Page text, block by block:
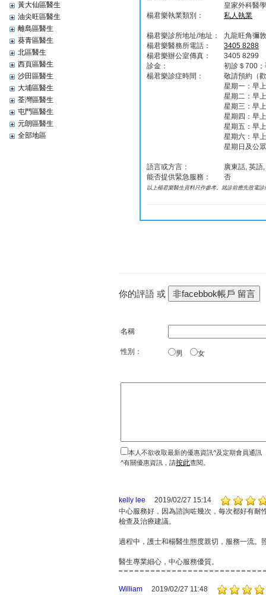
黃大仙區醫生
油尖旺區醫生
離島區醫生
葵青區醫生
北區醫生
西頁區醫生
沙田區醫生
大埔區醫生
荃灣區醫生
屯門區醫生
元朗區醫生
全部地區
皇家外科醫
楊君樂執業類別：
私人執業
楊君樂診所地址/地址：
九龍旺角彌
楊君樂醫務所電話：
3405 8288
楊君樂辦公室傳真：
3405 8299
診金：
初診＄700
楊君樂診症時間：
敬請預約（
星期一：早
星期二：早
星期三：早
星期四：早
星期五：早
星期六：早
星期日及公
語言或方言：
廣東話, 英語
能否提供緊急服務：
否
以上楊君樂醫生資料只作參考。就診前應先致電
你的評語 或
名稱
性別： 男 女
本人不欲收取最新的優惠資訊^及定期會員通訊
^有關優惠資訊，請按此查閱。
kelly lee
2019/02/27 15:14
中心服務好，因為諮詢咗幾次，每次都好有耐
檢查及治療建議。
過程中，護士和楊醫生態度親切，服務一流。
醫生專業細心，中心服務優質。
William
2019/02/27 11:48